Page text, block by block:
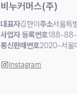
비누커머스(주)
대표자김한이 주소서울특
사업자 등록번호188-
통신판매번호2020-서울
Instagram